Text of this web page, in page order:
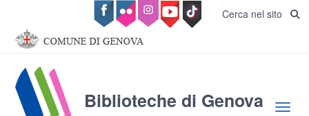
Salta al contenuto principale Cerca nel sito
Biblioteche di Genova